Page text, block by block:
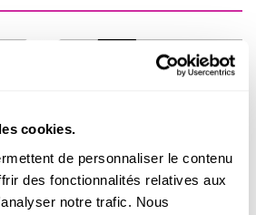
cookies.
de personnaliser le contenu
des fonctionnalités relatives aux
notre trafic. Nous